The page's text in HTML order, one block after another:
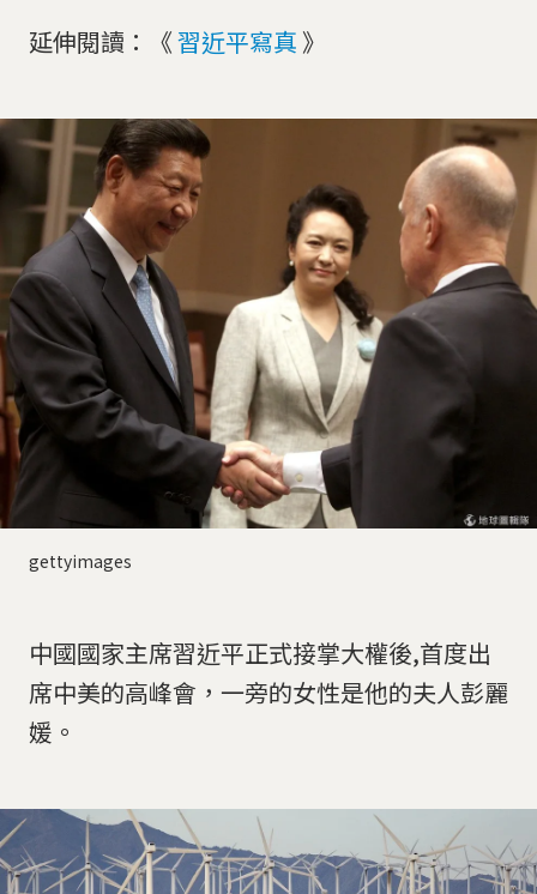
延伸閱讀：《習近平寫真 》
gettyimages
中國國家主席習近平正式接掌大權後,首度出
席中美的高峰會，一旁的女性是他的夫人彭麗
媛。